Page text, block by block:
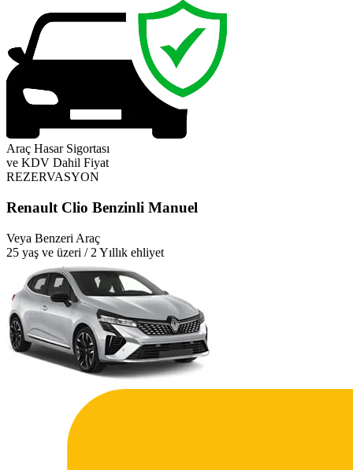
Araç Hasar Sigortası
ve KDV Dahil Fiyat
REZERVASYON
Renault Clio Benzinli Manuel
Veya Benzeri Araç
25 yaş ve üzeri / 2 Yıllık ehliyet